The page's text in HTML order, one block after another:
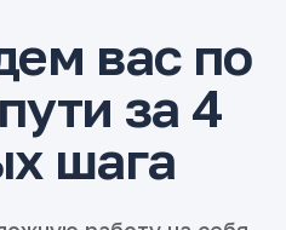
вас по
за 4
шага